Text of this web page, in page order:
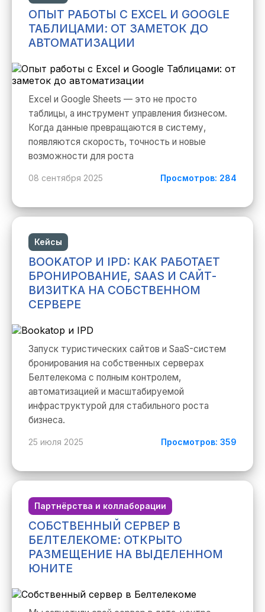
ОПЫТ РАБОТЫ С EXCEL И GOOGLE
ТАБЛИЦАМИ: ОТ ЗАМЕТОК ДО
АВТОМАТИЗАЦИИ
Excel и Google Sheets — это не просто
таблицы, а инструмент управления бизнесом.
Когда данные превращаются в систему,
появляются скорость, точность и новые
возможности для роста
08 сентября 2025 Просмотров: 284
Кейсы
BOOKATOP И IPD: КАК РАБОТАЕТ
БРОНИРОВАНИЕ, SAAS И САЙТ-
ВИЗИТКА НА СОБСТВЕННОМ
СЕРВЕРЕ
Запуск туристических сайтов и SaaS-систем
бронирования на собственных серверах
Белтелекома с полным контролем,
автоматизацией и масштабируемой
инфраструктурой для стабильного роста
бизнеса.
25 июля 2025 Просмотров: 359
Партнёрства и коллаборации
СОБСТВЕННЫЙ СЕРВЕР В
БЕЛТЕЛЕКОМЕ: ОТКРЫТО
РАЗМЕЩЕНИЕ НА ВЫДЕЛЕННОМ
ЮНИТЕ